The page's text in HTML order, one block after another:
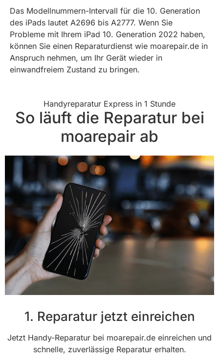
Das Modellnummern-Intervall für die 10. Generation
des iPads lautet A2696 bis A2777. Wenn Sie
Probleme mit Ihrem iPad 10. Generation 2022 haben,
können Sie einen Reparaturdienst wie moarepair.de in
Anspruch nehmen, um Ihr Gerät wieder in
einwandfreiem Zustand zu bringen.
Handyreparatur Express in 1 Stunde
So läuft die Reparatur bei
moarepair ab
1. Reparatur jetzt einreichen
Jetzt Handy-Reparatur bei moarepair.de einreichen und
schnelle, zuverlässige Reparatur erhalten.